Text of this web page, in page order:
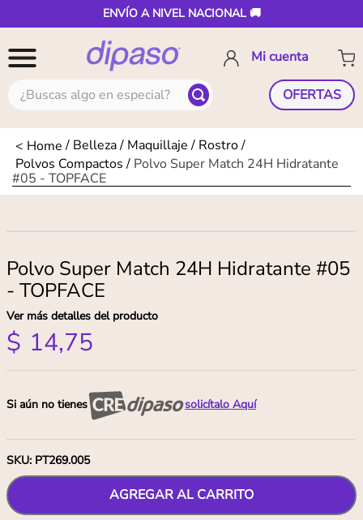
ENVÍO A NIVEL NACIONAL 🚚
¿Buscas algo en especial? OFERTAS
Belleza Maquillaje
Rostro
Polvos Compactos
Polvo Super Match 24H Hidratante
#05 - TOPFACE
Polvo Super Match 24H Hidratante #05
- TOPFACE
Ver más detalles del producto
$ 14,75
Si aún no tienes solicítalo Aquí
SKU: PT269.005
AGREGAR AL CARRITO